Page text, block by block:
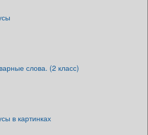
слова. (2 класс)
в картинках